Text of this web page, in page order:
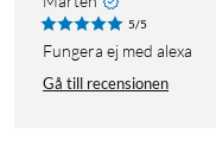
5/5
Fungera ej med alexa
Gå till recensionen